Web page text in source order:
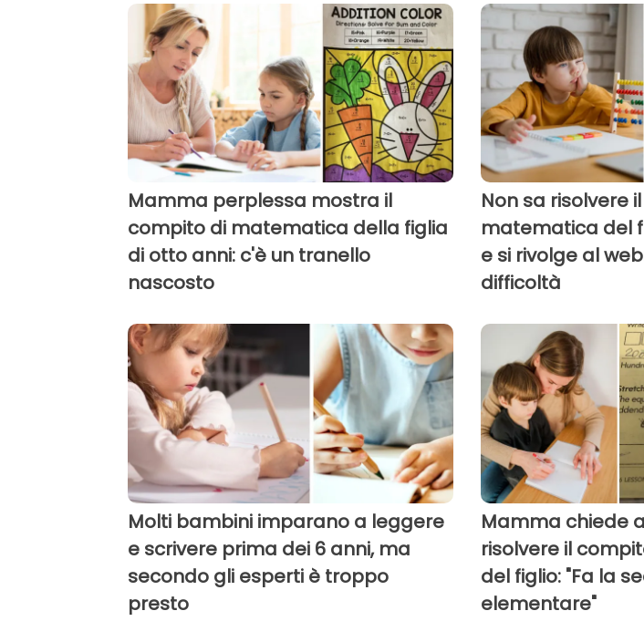
Mamma perplessa mostra il
compito di matematica della figlia
di otto anni: c'è un tranello
nascosto
Non sa risolvere
matematica del
e si rivolge al
difficoltà
Molti bambini imparano a leggere
e scrivere prima dei 6 anni, ma
secondo gli esperti è troppo
presto
Mamma chiede
risolvere il
del figlio: "Fa la
elementare"